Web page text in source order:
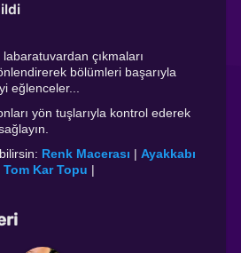
çıkmaları
bölümleri başarıyla
eğlenceler...
yön tuşlarıyla kontrol ederek
Renk Macerası | Ayakkabı
Kar Topu |